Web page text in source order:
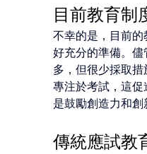
目前教育制
不幸的是，目前
好充分的準備。
多，但很少採取
專注於考試，這
是鼓勵創造力和創
傳統應試教